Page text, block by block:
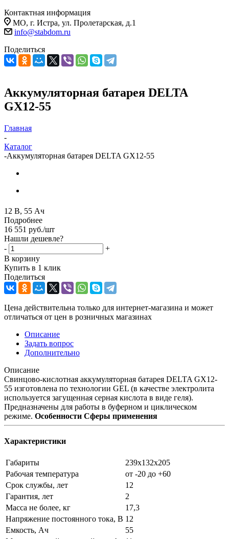
Контактная информация
МО, г. Истра, ул. Пролетарская, д.1
info@stabdom.ru
Поделиться
Аккумуляторная батарея DELTA
GX12-55
Главная
-
Каталог
-Аккумуляторная батарея DELTA GX12-55
12 В, 55 Ач
Подробнее
16 551 руб./шт
Нашли дешевле?
-
+
В корзину
Купить в 1 клик
Поделиться
Цена действительна только для интернет-магазина и может
отличаться от цен в розничных магазинах
Описание
Задать вопрос
Дополнительно
Описание
Свинцово-кислотная аккумуляторная батарея DELTA GX12-
55 изготовлена по технологии GEL (в качестве электролита
используется загущенная серная кислота в виде геля).
Предназначены для работы в буферном и циклическом
режиме. Особенности Сферы применения
Характеристики
Габариты
239x132x205
Рабочая температура
от -20 до +60
Срок службы, лет
12
Гарантия, лет
2
Масса не более, кг
17,3
Напряжение постоянного тока, В 12
Емкость, Ач
55